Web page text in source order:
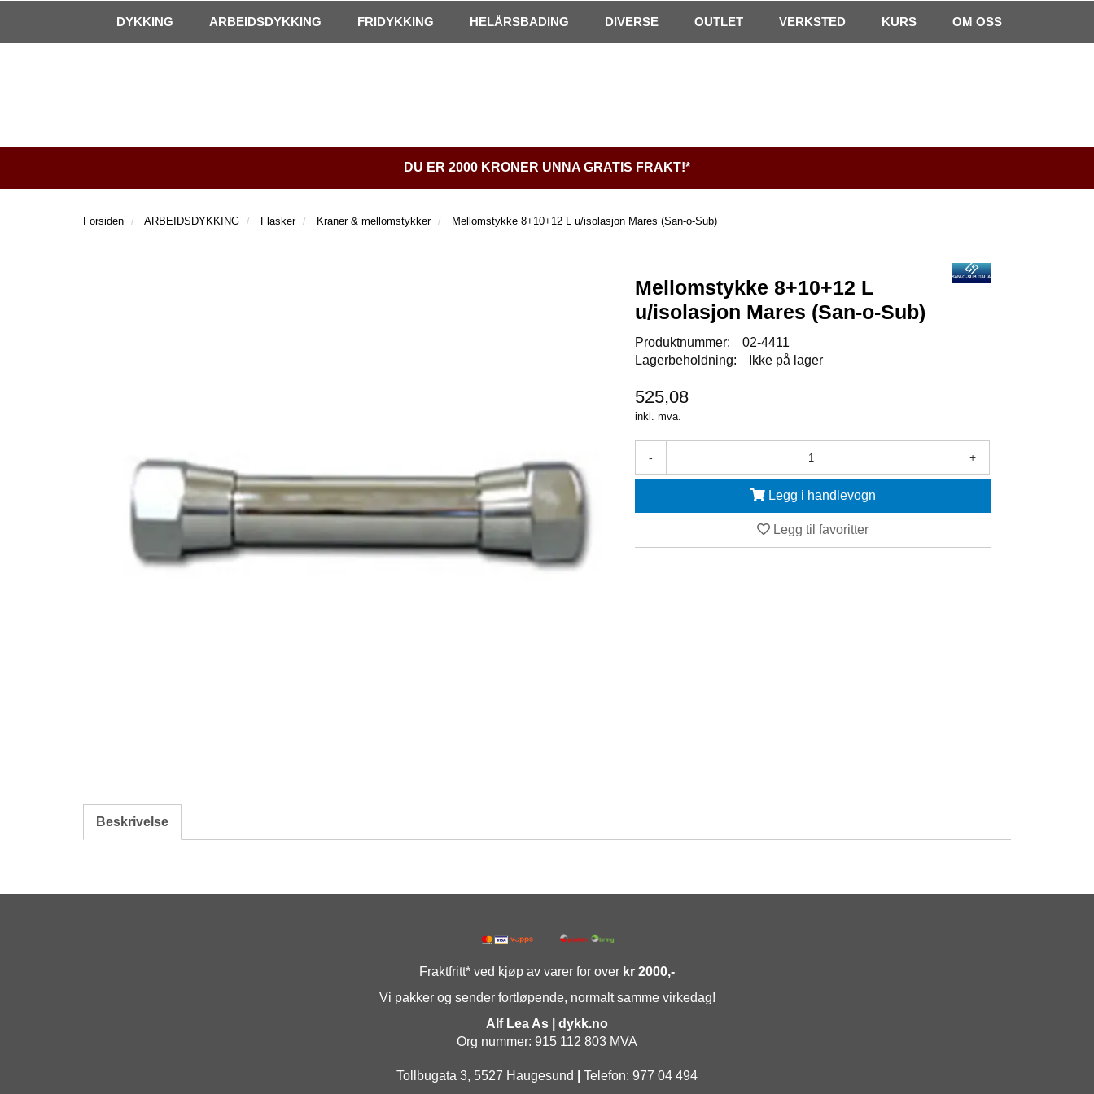
Kontakt oss! Åpningstider Min side Infosenter Favoritter
DYKKING ARBEIDSDYKKING FRIDYKKING HELÅRSBADING DIVERSE OUTLET VERKSTED KURS OM OSS
DU ER 2000 KRONER UNNA GRATIS FRAKT!*
Forsiden ARBEIDSDYKKING Flasker Kraner & mellomstykker Mellomstykke 8+10+12 L u/isolasjon Mares (San-o-Sub)
Mellomstykke 8+10+12 L
u/isolasjon Mares (San-o-Sub)
Produktnummer:
02-4411
Lagerbeholdning:
Ikke på lager
525,08
inkl. mva.
- +
Legg i handlevogn
Legg til favoritter
Beskrivelse
Fraktfritt* ved kjøp av varer for over kr 2000,-
Vi pakker og sender fortløpende, normalt samme virkedag!
Alf Lea As | dykk.no
Org nummer: 915 112 803 MVA
Tollbugata 3, 5527 Haugesund Telefon: 977 04 494